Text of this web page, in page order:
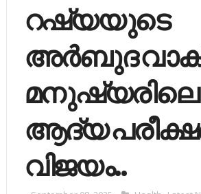
റഷ്യയുടെ
അര്‍ബുദ
മനുഷ്യരിലെ
ആദ്യ
വിജയം..